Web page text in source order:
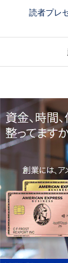
読者プレ